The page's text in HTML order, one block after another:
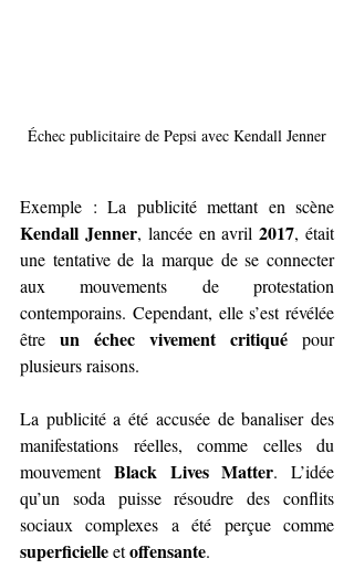
Échec publicitaire de Pepsi avec Kendall Jenner
Exemple :
Kendall Jenner, lancée en avril 2017, était
une tentative de la marque de se connecter
aux mouvements de protestation
contemporains. Cependant, elle s’est révélée
être un échec vivement critiqué pour
plusieurs raisons.
La publicité a été accusée de banaliser des
manifestations réelles, comme celles du
mouvement Black Lives Matter. L’idée
qu’un soda puisse résoudre des conflits
superficielle et offensante.